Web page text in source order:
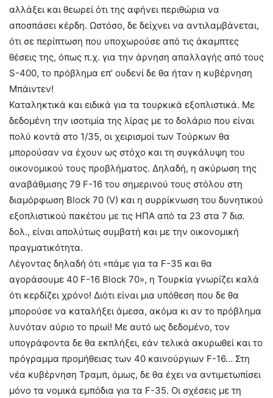
αλλάξει και θεωρεί ότι της αφήνει περιθώρια να
αποσπάσει κέρδη. Ωστόσο, δε δείχνει να αντιλαμβάνεται,
ότι σε περίπτωση που υποχωρούσε από τις άκαμπτες
θέσεις της, όπως π.χ. για την άρνηση απαλλαγής από τους
S-400, το πρόβλημα επ’ ουδενί δε θα ήταν η κυβέρνηση
Μπάιντεν!
Καταληκτικά και ειδικά για τα τουρκικά εξοπλιστικά. Με
δεδομένη την ισοτιμία της λίρας με το δολάριο που είναι
πολύ κοντά στο 1/35, οι χειρισμοί των Τούρκων θα
μπορούσαν να έχουν ως στόχο και τη συγκάλυψη του
οικονομικού τους προβλήματος. Δηλαδή, η ακύρωση της
αναβάθμισης 79 F-16 του σημερινού τους στόλου στη
διαμόρφωση Block 70 (V) και η συρρίκνωση του δυνητικού
εξοπλιστικού πακέτου με τις ΗΠΑ από τα 23 στα 7 δισ.
δολ., είναι απολύτως συμβατή και με την οικονομική
πραγματικότητα.
Λέγοντας δηλαδή ότι «πάμε για τα F-35 και θα
αγοράσουμε 40 F-16 Block 70», η Τουρκία γνωρίζει καλά
ότι κερδίζει χρόνο! Διότι είναι μια υπόθεση που δε θα
μπορούσε να καταλήξει άμεσα, ακόμα κι αν το πρόβλημα
λυνόταν αύριο το πρωί! Με αυτό ως δεδομένο, τον
υπογράφοντα δε θα εκπλήξει, εάν τελικά ακυρωθεί και το
πρόγραμμα προμήθειας των 40 καινούργιων F-16… Στη
νέα κυβέρνηση Τραμπ, όμως, δε θα έχει να αντιμετωπίσει
μόνο τα νομικά εμπόδια για τα F-35. Οι σχέσεις με τη